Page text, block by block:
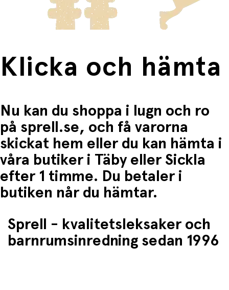
Fri frakt när du handlar för mer än 1500:-
Klicka och hämta
Nu kan du shoppa i lugn och ro
på sprell.se, och få varorna
skickat hem eller du kan hämta i
våra butiker i Täby eller Sickla
efter 1 timme. Du betaler i
butiken når du hämtar.
Sprell - kvalitetsleksaker och
barnrumsinredning sedan 1996